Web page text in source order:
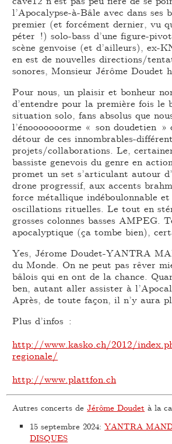
l’Apocalypse-à-Bâle avec dans ses
premier (et forcément dernier, vu
péter !) solo-bass d’une figure-
scène genvoise (et d’ailleurs), ex-
en est de nouvelles directions/
sonores, Monsieur Jérôme Doudet
Pour nous, un plaisir et bonheur
d’entendre pour la première fois le
situation solo, fans absolus que
l’énooooooorme « son doudetien »
détour de ces innombrables-
projets/collaborations. Le,
bassiste genevois du genre en
promet un set s’articulant autour
drone progressif, aux accents
force métallique indéboulonnable
oscillations rituelles. Le tout en
grosses colonnes basses AMPEG.
apocalyptique (ça tombe bien),
Yes, Jérome Doudet-YANTRA
du Monde. On ne peut pas rêver
bâlois qui en ont de la chance.
ben, autant aller assister à
Après, de toute façon, il n’y aura
Plus d’infos :
http://www.kasko.ch/2012/
regionale/
http://www.plattfon.ch
Autres concerts deJérôme Doudet à la
15 septembre 2024:YANTRA
DISQUES